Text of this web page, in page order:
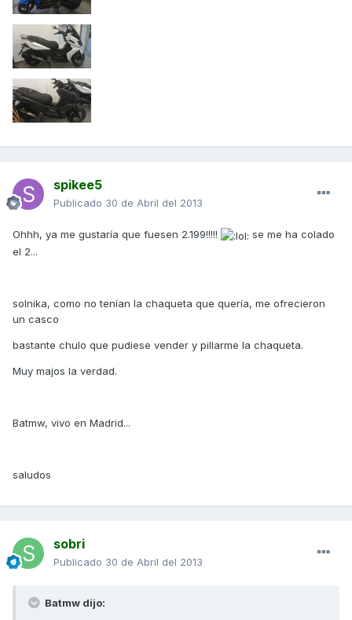
spikee5
Publicado 30 de Abril del 2013
Ohhh, ya me gustaría que fuesen 2.199!!!!!
se me ha colado
el 2...
solnika, como no tenían la chaqueta que quería, me ofrecieron
un casco
bastante chulo que pudiese vender y pillarme la chaqueta.
Muy majos la verdad.
Batmw, vivo en Madrid...
saludos
sobri
Publicado 30 de Abril del 2013
Batmw dijo: